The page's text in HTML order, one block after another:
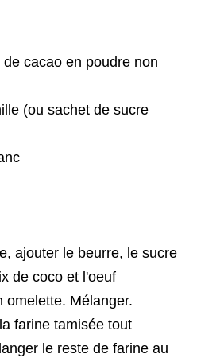
cacao en poudre non
(ou sachet de sucre
ajouter le beurre, le sucre
de coco et l'oeuf
omelette. Mélanger.
farine tamisée tout
le reste de farine au